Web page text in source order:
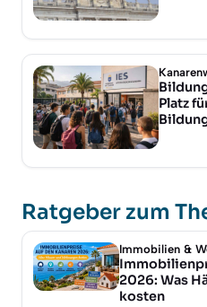
Platz
Ratgeber zum
Immobilien &
2026: Was
kosten